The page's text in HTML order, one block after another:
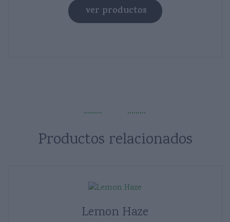
ver productos
Productos relacionados
Lemon Haze